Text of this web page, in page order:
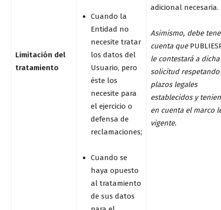
adicional necesaria.
Asimismo, debe
cuenta que
le contestará a dicha
solicitud respetando
plazos legales
establecidos y
en cuenta el marco
vigente.
Limitación del
tratamiento
Cuando la
Entidad no
necesite tratar
los datos del
Usuario, pero
éste los
necesite para
el ejercicio o
defensa de
reclamaciones;
Cuando se
haya opuesto
al tratamiento
de sus datos